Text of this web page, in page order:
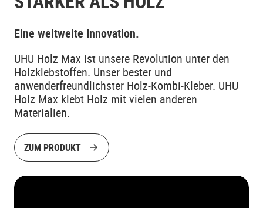
Eine weltweite Innovation.
UHU Holz Max ist unsere Revolution unter den
Holzklebstoffen. Unser bester und
anwenderfreundlichster Holz-Kombi-Kleber. UHU
Holz Max klebt Holz mit vielen anderen
Materialien.
ZUM PRODUKT